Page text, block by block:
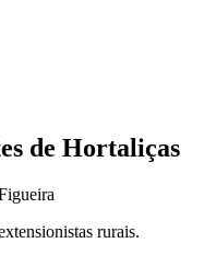
de Hortaliças
rurais.